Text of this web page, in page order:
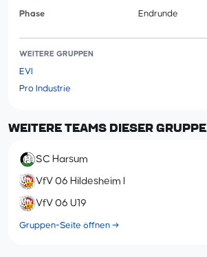
Phase Endrunde
WEITERE GRUPPEN
EVI
Pro Industrie
WEITERE TEAMS DIESER GRUPPE
SC Harsum
VfV 06 Hildesheim I
VfV 06 U19
Gruppen-Seite öffnen →